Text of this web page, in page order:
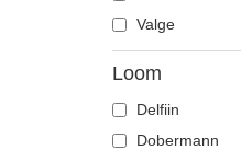
Valge
Loom
Delfiin
Dobermann